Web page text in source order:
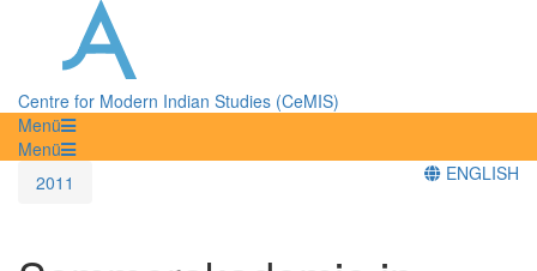
Centre for Modern Indian Studies (CeMIS)
Menü
Menü
2011
ENGLISH